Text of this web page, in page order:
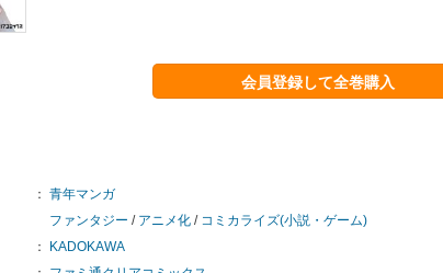
会員登録して全巻購入
： 青年マンガ
ファンタジー / アニメ化 / コミカライズ(小説・ゲーム)
：
KADOKAWA